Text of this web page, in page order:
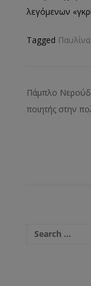
λεγόμενων
Tagged
Πάμπλο
ποιητής στην